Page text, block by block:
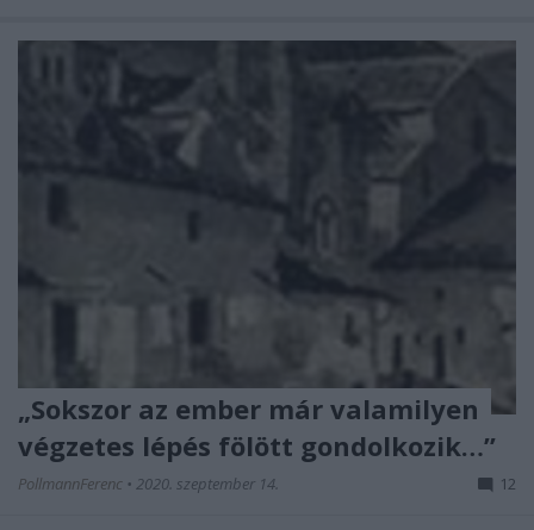
„Sokszor az ember már valamilyen
végzetes lépés fölött gondolkozik…”
PollmannFerenc • 2020. szeptember 14. 12